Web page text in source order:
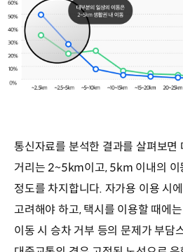
통신자료를 분석한 결과를 살펴보면
거리는 2~5km이고, 5km 이내의
정도를 차지합니다. 자가용 이용 시
고려해야 하고, 택시를 이용할 때에
이동 시 승차 거부 등의 문제가 부담